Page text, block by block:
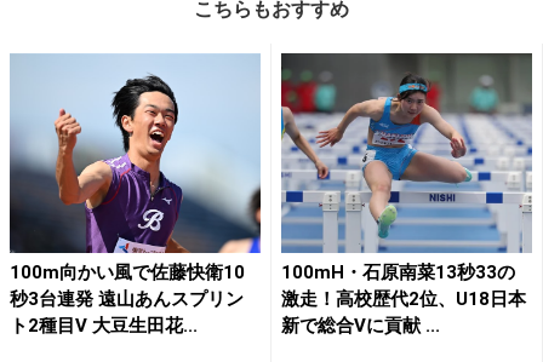
こちらもおすすめ
100m向かい風で佐藤快衛10
秒3台連発 遠山あんスプリン
ト2種目V 大豆生田花...
100mH・石原南菜13秒33の
激走！高校歴代2位、U18日本
新で総合Vに貢献 ...